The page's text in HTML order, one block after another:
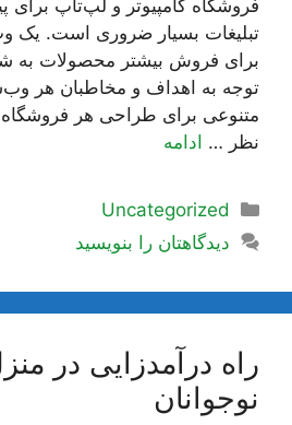
فروشگاه کامپیوتر و لپ‌تاپ
تبلیغات بسیار ضروری است. یک
برای فروش بیشتر محصولات به
توجه به اهداف و مخاطبان هر
متنوعی برای طراحی هر فروشگاه
نظر … ادامه
دسته‌ها
Uncategorized
دیدگاهتان را بنویسید
راه درآمدزایی در
نوجوانان